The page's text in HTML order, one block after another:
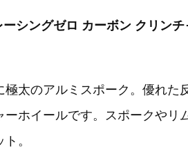
シングゼロ カーボン クリン
太のアルミスポーク。優れた
ホイールです。スポークや
。